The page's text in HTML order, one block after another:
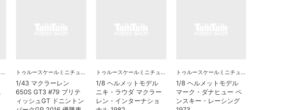
トゥルースケールミニチュアズ トゥルースケールミニチュアズ
1/43 マクラーレン
650S GT3 #79 ブリテ
ィッシュGT ドニントン
トゥルースケールミニチュアズ
1/8 ヘルメットモデル
ニキ・ラウダ マクラー
レン・インターナショ
トゥルースケールミニチュアズ
1/8 ヘルメットモデル
マーク・ダナヒュー ペ
ンスキー・レーシング